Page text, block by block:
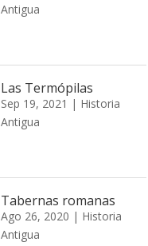
Antigua
Las Termópilas
Sep 19, 2021 | Historia
Antigua
Tabernas romanas
Ago 26, 2020 | Historia
Antigua